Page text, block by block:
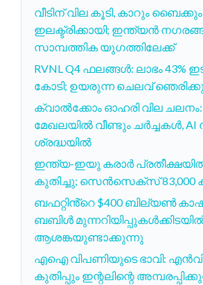
വീടിന് വില കൂടി, കാറും ബൈക്കും
ഇലക്ട്രിക്കായി; ഇന്ത്യൻ
സാമ്പത്തിക യുഗത്തിലേക്ക്
RVNL Q4 ഫലങ്ങള്‍: ലാഭം 43%
കോടി; ഉയരുന്ന ചെലവ്
ക്വാൽക്കോം ഓഹരി വില
മേഖലയിൽ വീണ്ടും ചർച്ചകൾ, AI
ശ്രദ്ധയിൽ
ഇന്ത്യ-ഇയു കരാർ
കുതിച്ചു; സെൻസെക്‌സ് 83,000
ബഫറ്റിൻ്റെ $400 ബില്യൺ
ബബിൾ
ആശങ്കയുണ്ടാക്കുന്നു
എഐ വിപണിയുടെ ഭാവി:
കുതിപ്പും ഇന്റലിന്റെ